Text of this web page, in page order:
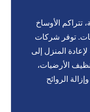
تتراكم الأوساخ
توفر شركات
المنزل إلى
الأرضيات،
الروائح